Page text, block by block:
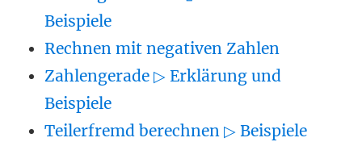
Beispiele
Rechnen mit negativen Zahlen
Zahlengerade ▷ Erklärung und
Beispiele
Teilerfremd berechnen ▷ Beispiele